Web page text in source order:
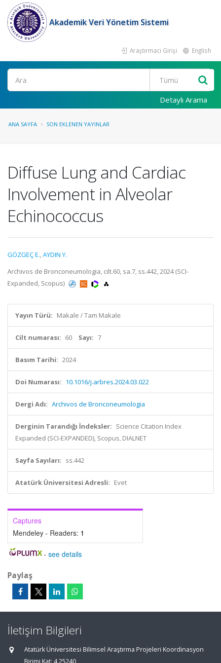
Akademik Veri Yönetim Sistemi
Araştırmacı Girişi English
Ara
Detaylı Arama
ANA SAYFA SON EKLENEN YAYINLAR
Diffuse Lung and Cardiac
Involvement in Alveolar
Echinococcus
GÖZGEÇ E.,AYDIN Y.
Archivos de Bronconeumologia, cilt.60, sa.7, ss.442, 2024 (SCI-
Expanded, Scopus)
Yayın Türü: Makale / Tam Makale
Cilt numarası: 60 Sayı: 7
Basım Tarihi: 2024
Doi Numarası: 10.1016/j.arbres.2024.03.022
Dergi Adı: Archivos de Bronconeumologia
Derginin Tarandığı İndeksler: Science Citation Index
Expanded (SCI-EXPANDED), Scopus, DIALNET
Sayfa Sayıları: ss.442
Atatürk Üniversitesi Adresli: Evet
Captures
Mendeley - Readers: 1
- see details
Paylaş
İletişim Bilgileri
Atatürk Üniversitesi Bilimsel Araştırma Projeleri Koordinasyon
Birimi Kat: 4 25240